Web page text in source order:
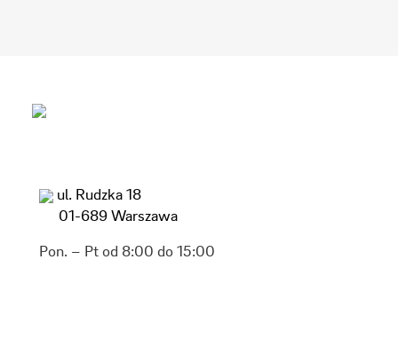
ul. Rudzka 18
01-689 Warszawa
Pon. – Pt od 8:00 do 15:00